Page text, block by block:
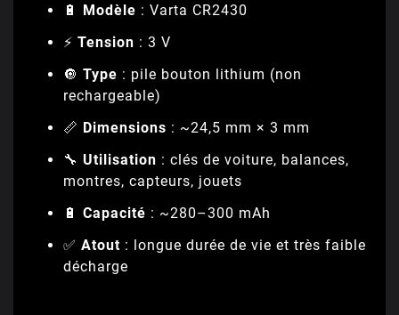
🔋 Modèle : Varta CR2430
⚡ Tension : 3 V
🔘 Type : pile bouton lithium (non
rechargeable)
📏 Dimensions : ~24,5 mm × 3 mm
🔧 Utilisation : clés de voiture, balances,
montres, capteurs, jouets
🔋 Capacité : ~280–300 mAh
✅ Atout : longue durée de vie et très faible
décharge